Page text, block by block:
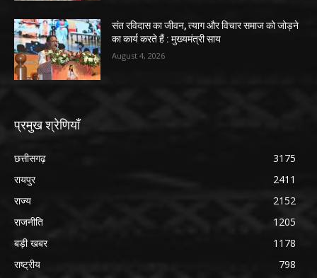
संत रविदास का जीवन, त्याग और विचार समाज को जोड़ने
का कार्य करते हैं : मुख्यमंत्री साय
August 4, 2026
प्रमुख श्रेणियाँ
छत्तीसगढ़
3175
रायपुर
2411
राज्य
2152
राजनीति
1205
बड़ी खबर
1178
राष्ट्रीय
798